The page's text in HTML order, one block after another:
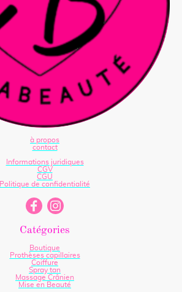
à propos
contact
Informations juridiques
CGV
CGU
Politique de confidentialité
Catégories
Boutique
Prothèses capillaires
Coiffure
Spray tan
Massage Crânien
Mise en Beauté